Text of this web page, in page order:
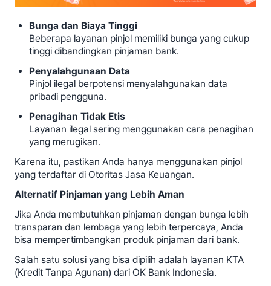
Bunga dan Biaya Tinggi
Beberapa layanan pinjol memiliki bunga yang cukup
tinggi dibandingkan pinjaman bank.
Penyalahgunaan Data
Pinjol ilegal berpotensi menyalahgunakan data
pribadi pengguna.
Penagihan Tidak Etis
Layanan ilegal sering menggunakan cara penagihan
yang merugikan.
Karena itu, pastikan Anda hanya menggunakan pinjol
yang terdaftar di Otoritas Jasa Keuangan.
Alternatif Pinjaman yang Lebih Aman
Jika Anda membutuhkan pinjaman dengan bunga lebih
transparan dan lembaga yang lebih terpercaya, Anda
bisa mempertimbangkan produk pinjaman dari bank.
Salah satu solusi yang bisa dipilih adalah layanan KTA
(Kredit Tanpa Agunan) dari OK Bank Indonesia.